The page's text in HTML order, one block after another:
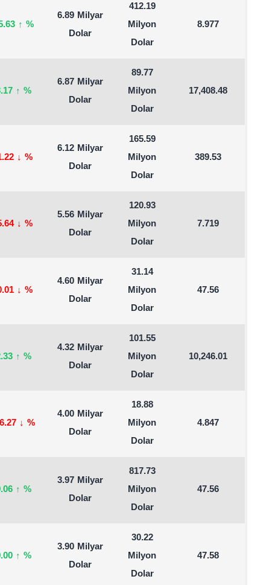
↑ %
6.89 Milyar
Dolar
412.19
Milyon
Dolar
8.977
↑ %
6.87 Milyar
Dolar
89.77
Milyon
Dolar
17,408.48
↓ %
6.12 Milyar
Dolar
165.59
Milyon
Dolar
389.53
↓ %
5.56 Milyar
Dolar
120.93
Milyon
Dolar
7.719
↓ %
4.60 Milyar
Dolar
31.14
Milyon
Dolar
47.56
↑ %
4.32 Milyar
Dolar
101.55
Milyon
Dolar
10,246.01
↓ %
4.00 Milyar
Dolar
18.88
Milyon
Dolar
4.847
↑ %
3.97 Milyar
Dolar
817.73
Milyon
Dolar
47.56
↑ %
3.90 Milyar
Dolar
30.22
Milyon
Dolar
47.58